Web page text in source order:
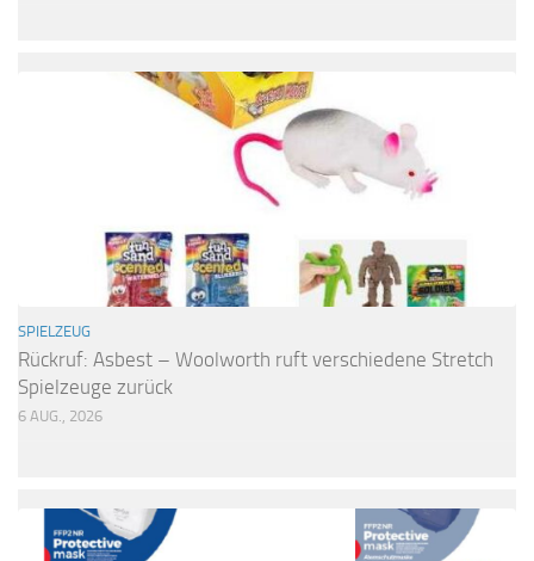
SPIELZEUG
Rückruf: Asbest – Woolworth ruft verschiedene Stretch
Spielzeuge zurück
6 AUG., 2026